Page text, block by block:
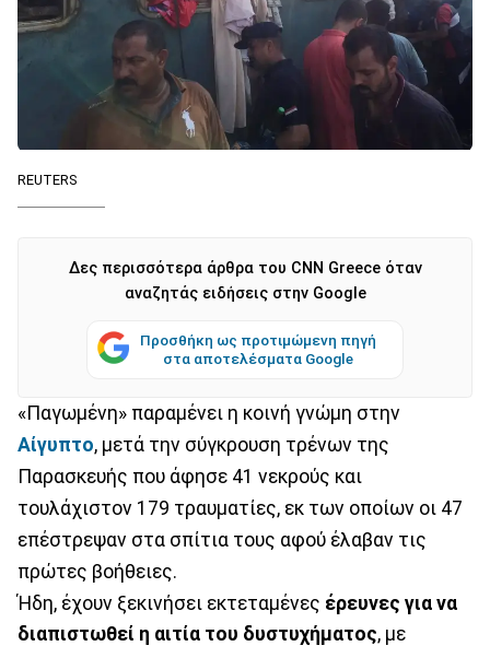
REUTERS
Δες περισσότερα άρθρα του CNN Greece όταν
αναζητάς ειδήσεις στην Google
Προσθήκη ως προτιμώμενη πηγή
στα αποτελέσματα Google
«Παγωμένη» παραμένει η κοινή γνώμη στην
Αίγυπτο, μετά την σύγκρουση τρένων της
Παρασκευής που άφησε 41 νεκρούς και
τουλάχιστον 179 τραυματίες, εκ των οποίων οι 47
επέστρεψαν στα σπίτια τους αφού έλαβαν τις
πρώτες βοήθειες.
Ήδη, έχουν ξεκινήσει εκτεταμένες έρευνες για να
διαπιστωθεί η αιτία του δυστυχήματος, με